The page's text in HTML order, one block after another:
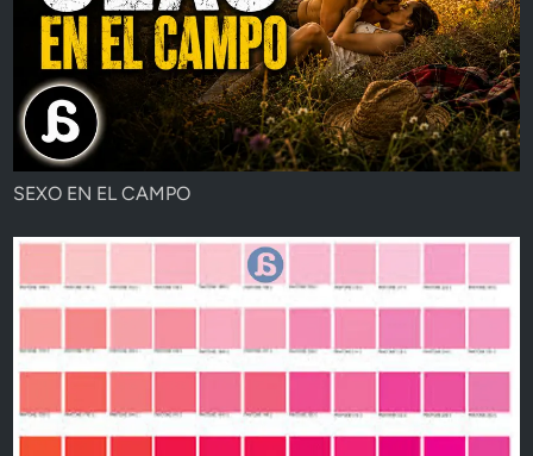
SEXO EN EL CAMPO